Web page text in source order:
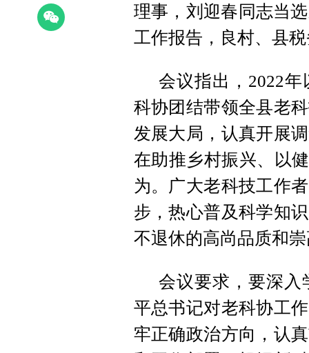
理事，刘迎春同志当
工作报告，良村、县
会议指出，2022
科协团结带领全县老
发展大局，认真开展
在助推乡村振兴、以
为。广大老科技工作
步，热心普及科学知
不退休的高尚品质和
会议要求，要深入
平总书记对老科协工
牢正确政治方向，认